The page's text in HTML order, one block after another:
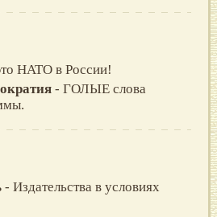
HАТО в России!
- ГОЛЫЕ слова
- Издательства в условиях